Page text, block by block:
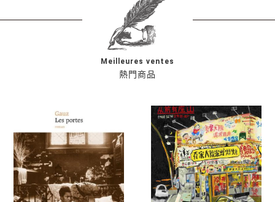
熱門商品
Meilleures ventes